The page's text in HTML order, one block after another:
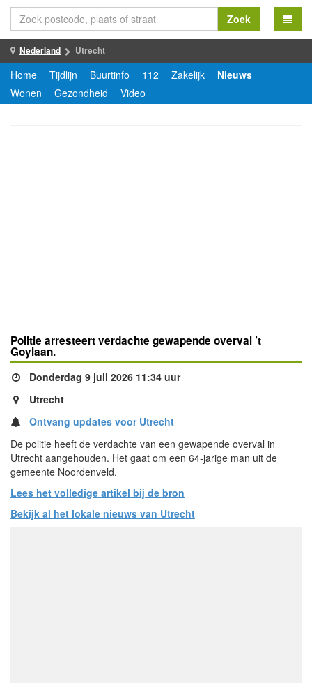
Zoek
Nederland Utrecht
Home Tijdlijn Buurtinfo 112 Zakelijk
Nieuws
Wonen
Gezondheid Video
Politie arresteert verdachte gewapende overval ’t
Goylaan.
Donderdag 9 juli 2026 11:34 uur
Utrecht
Ontvang updates voor Utrecht
De politie heeft de verdachte van een gewapende overval in
Utrecht aangehouden. Het gaat om een 64-jarige man uit de
gemeente Noordenveld.
Lees het volledige artikel bij de bron
Bekijk al het lokale nieuws van Utrecht